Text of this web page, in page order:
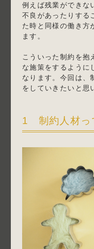
例えば残業ができな
不良があったりする
た時と同様の働き方
ます。
こういった制約を抱
な施策をするように
なります。今回は、
をしていきたいと思
1 制約人材っ